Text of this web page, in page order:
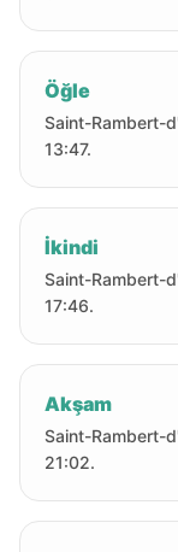
Öğle
Saint-Rambert-
13:47.
İkindi
Saint-Rambert-
17:46.
Akşam
Saint-Rambert-
21:02.